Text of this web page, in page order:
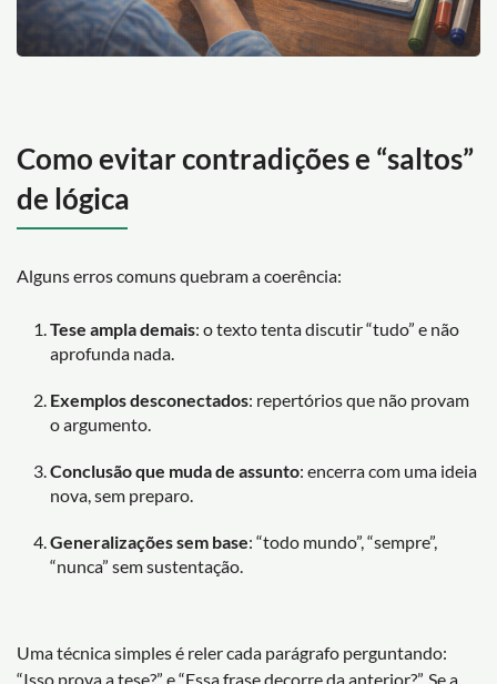
Como evitar contradições e “saltos”
de lógica
Alguns erros comuns quebram a coerência:
Tese ampla demais: o texto tenta discutir “tudo” e não
aprofunda nada.
Exemplos desconectados: repertórios que não provam
o argumento.
Conclusão que muda de assunto: encerra com uma ideia
nova, sem preparo.
Generalizações sem base: “todo mundo”, “sempre”,
“nunca” sem sustentação.
Uma técnica simples é reler cada parágrafo perguntando:
“Isso prova a tese?” e “Essa frase decorre da anterior?”. Se a